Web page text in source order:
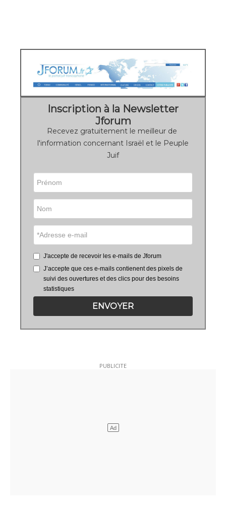
Inscription à la Newsletter
Jforum
Recevez gratuitement le meilleur de
l'information concernant Israël et le Peuple
Juif
J'accepte de recevoir les e-mails de Jforum
J’accepte que ces e-mails contienent des pixels de
suivi des ouvertures et des clics pour des besoins
statistiques
ENVOYER